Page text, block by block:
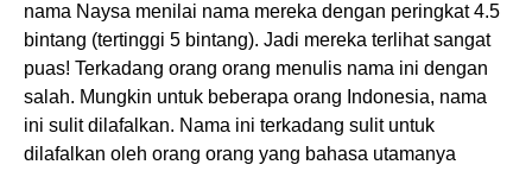
nama Naysa menilai nama mereka dengan peringkat 4.5
bintang (tertinggi 5 bintang). Jadi mereka terlihat sangat
puas! Terkadang orang orang menulis nama ini dengan
salah. Mungkin untuk beberapa orang Indonesia, nama
ini sulit dilafalkan. Nama ini terkadang sulit untuk
dilafalkan oleh orang orang yang bahasa utamanya